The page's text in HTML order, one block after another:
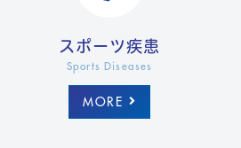
スポーツ疾患
Sports Diseases
MORE